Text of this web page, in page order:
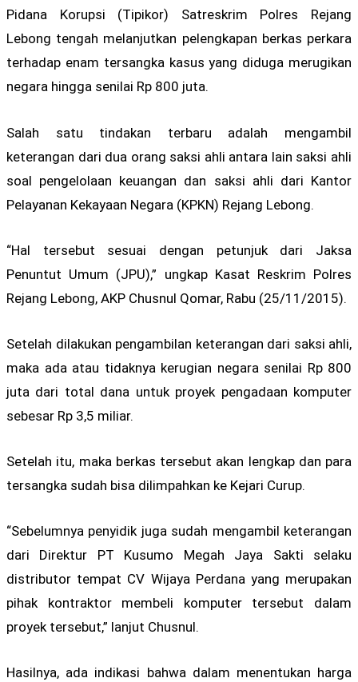
Pidana Korupsi (Tipikor) Satreskrim Polres Rejang
Lebong tengah melanjutkan pelengkapan berkas perkara
terhadap enam tersangka kasus yang diduga merugikan
negara hingga senilai Rp 800 juta.
Salah satu tindakan terbaru adalah mengambil
keterangan dari dua orang saksi ahli antara lain saksi ahli
soal pengelolaan keuangan dan saksi ahli dari Kantor
Pelayanan Kekayaan Negara (KPKN) Rejang Lebong.
“Hal tersebut sesuai dengan petunjuk dari Jaksa
Penuntut Umum (JPU),” ungkap Kasat Reskrim Polres
Rejang Lebong, AKP Chusnul Qomar, Rabu (25/11/2015).
Setelah dilakukan pengambilan keterangan dari saksi ahli,
maka ada atau tidaknya kerugian negara senilai Rp 800
juta dari total dana untuk proyek pengadaan komputer
sebesar Rp 3,5 miliar.
Setelah itu, maka berkas tersebut akan lengkap dan para
tersangka sudah bisa dilimpahkan ke Kejari Curup.
“Sebelumnya penyidik juga sudah mengambil keterangan
dari Direktur PT Kusumo Megah Jaya Sakti selaku
distributor tempat CV Wijaya Perdana yang merupakan
pihak kontraktor membeli komputer tersebut dalam
proyek tersebut,” lanjut Chusnul.
Hasilnya, ada indikasi bahwa dalam menentukan harga